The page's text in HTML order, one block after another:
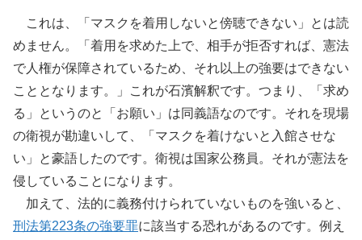
これは、「マスクを着用しないと傍聴できない」とは読
めません。「着用を求めた上で、相手が拒否すれば、憲法
で人権が保障されているため、それ以上の強要はできない
こととなります。」これが石濱解釈です。つまり、「求め
る」というのと「お願い」は同義語なのです。それを現場
の衛視が勘違いして、「マスクを着けないと入館させな
い」と豪語したのです。衛視は国家公務員。それが憲法を
侵していることになります。
加えて、法的に義務付けられていないものを強いると、
刑法第223条の強要罪に該当する恐れがあるのです。例え